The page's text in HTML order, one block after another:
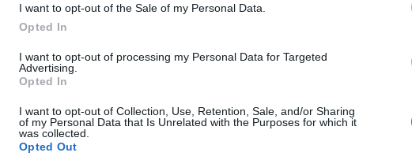
I want to opt-out of the Sale of my Personal Data.
Opted In
I want to opt-out of processing my Personal Data for Targeted
Advertising.
Opted In
I want to opt-out of Collection, Use, Retention, Sale, and/or Sharing
of my Personal Data that Is Unrelated with the Purposes for which it
was collected.
Opted Out